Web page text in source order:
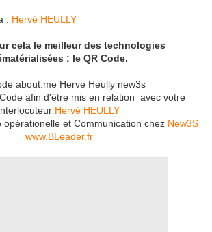
: Hervé HEULLY
cela le meilleur des technologies
: le QR Code.
afin d'être mis en relation avec votre
Hervé HEULLY
opérationelle et Communication chez New3S
www.BLeader.fr